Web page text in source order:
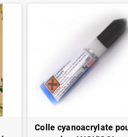
Colle cyanoacrylate